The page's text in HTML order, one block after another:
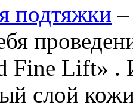
подтяжки –
Fine Lift» .
слой